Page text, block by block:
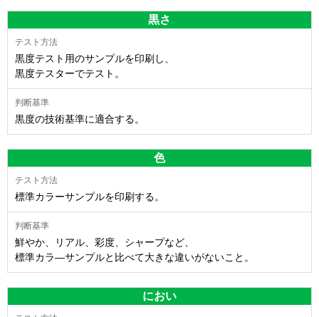
黒さ
黒度テスト用のサンプルを印刷し、
黒度テスターでテスト。
黒度の技術基準に適合する。
色
標準カラーサンプルを印刷する。
鮮やか、リアル、彩度、シャープなど、
標準カラ―サンプルと比べて大きな違いがないこと。
におい